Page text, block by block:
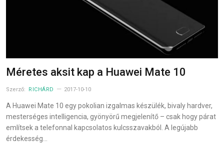
Méretes aksit kap a Huawei Mate 10
Szerző: RICHÁRD 2017-10-10
A Huawei Mate 10 egy pokolian izgalmas készülék, bivaly hardver,
mesterséges intelligencia, gyönyörű megjelenítő – csak hogy párat
említsek a telefonnal kapcsolatos kulcsszavakból. A legújabb
érdekesség…